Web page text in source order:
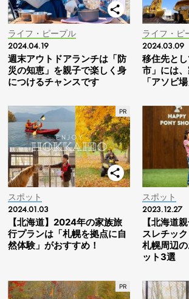
ライフ・ピープル
2024.04.19
週末アウトドアランチは「防
災の知恵」を親子で楽しく身
につけるチャンスです
ライフ・ピ
2024.03.09
移住先と
市」には
「アソビ
スポット
2024.01.03
【北海道】2024年の家族旅
行プランは「札幌を拠点に自
然体験」がおすすめ！
スポット
2023.12.27
【北海道
スレチッ
札幌周辺
ット3選